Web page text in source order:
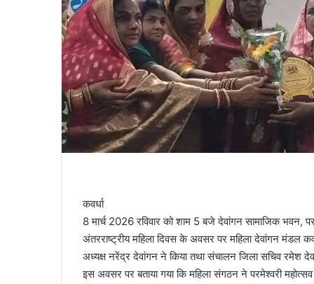
कवर्धा
8 मार्च 2026 रविवार को शाम 5 बजे देवांगन सामाजिक भवन,
अंतरराष्ट्रीय महिला दिवस के अवसर पर महिला देवांगन मंडल
अध्यक्ष नरेंद्र देवांगन ने किया तथा संचालन जिला सचिव रमेश
इस अवसर पर बताया गया कि महिला संगठन ने परमेश्वरी